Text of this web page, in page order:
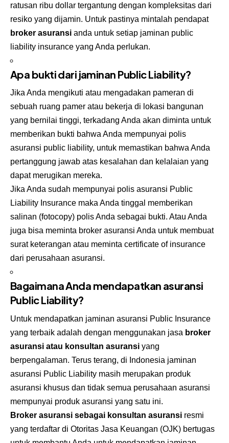
ratusan ribu dollar tergantung dengan kompleksitas dari
resiko yang dijamin. Untuk pastinya mintalah pendapat
broker asuransi anda untuk setiap jaminan public
liability insurance yang Anda perlukan.
Apa bukti dari jaminan Public Liability?
Jika Anda mengikuti atau mengadakan pameran di
sebuah ruang pamer atau bekerja di lokasi bangunan
yang bernilai tinggi, terkadang Anda akan diminta untuk
memberikan bukti bahwa Anda mempunyai polis
asuransi public liability, untuk memastikan bahwa Anda
pertanggung jawab atas kesalahan dan kelalaian yang
dapat merugikan mereka.
Jika Anda sudah mempunyai polis asuransi Public
Liability Insurance maka Anda tinggal memberikan
salinan (fotocopy) polis Anda sebagai bukti. Atau Anda
juga bisa meminta broker asuransi Anda untuk membuat
surat keterangan atau meminta certificate of insurance
dari perusahaan asuransi.
Bagaimana Anda mendapatkan asuransi
Public Liability?
Untuk mendapatkan jaminan asuransi Public Insurance
yang terbaik adalah dengan menggunakan jasa broker
asuransi atau konsultan asuransi yang
berpengalaman. Terus terang, di Indonesia jaminan
asuransi Public Liability masih merupakan produk
asuransi khusus dan tidak semua perusahaan asuransi
mempunyai produk asuransi yang satu ini.
Broker asuransi sebagai konsultan asuransi resmi
yang terdaftar di Otoritas Jasa Keuangan (OJK) bertugas